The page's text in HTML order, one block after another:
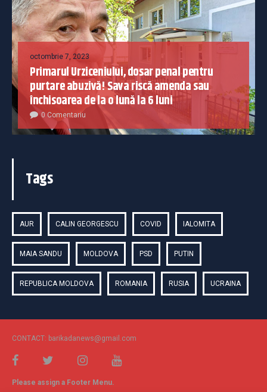
octombrie 7, 2023
Primarul Urziceniului, dosar penal pentru
purtare abuzivă! Sava riscă amenda sau
închisoarea de la o lună la 6 luni
0 Comentariu
Tags
AUR CALIN GEORGESCU COVID IALOMITA
MAIA SANDU MOLDOVA PSD PUTIN
REPUBLICA MOLDOVA ROMANIA RUSIA UCRAINA
CONTACT: barikadanews@gmail.com
Please assign a Footer Menu.